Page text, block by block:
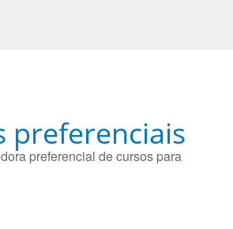
preferenciais
preferencial de cursos para